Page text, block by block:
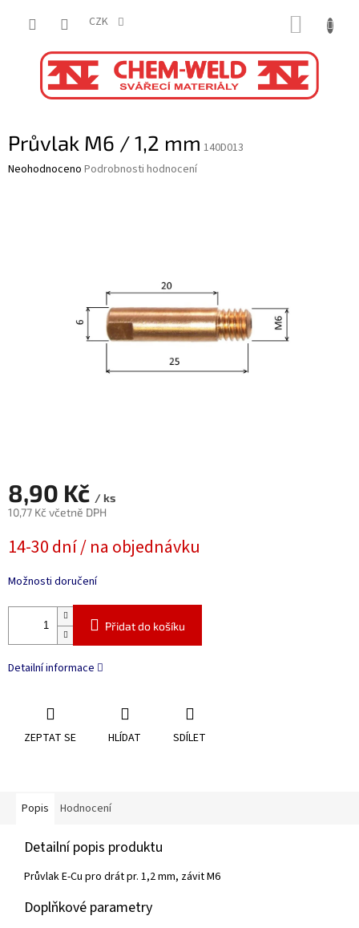
CZK
Průvlak M6 / 1,2 mm 140D013
Průměrné
Neohodnoceno Podrobnosti hodnocení
8,90 Kč / ks
10,77 Kč včetně DPH
cena:
14-30 dní / na objednávku
Možnosti doručení
Přidat do košíku
Detailní informace
ZEPTAT SE HLÍDAT SDÍLET
Popis Hodnocení
Detailní popis produktu
Průvlak E-Cu pro drát pr. 1,2 mm, závit M6
Doplňkové parametry